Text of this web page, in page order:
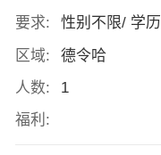
要求:
性别不限/ 学
区域:
德令哈
人数:
1
福利: